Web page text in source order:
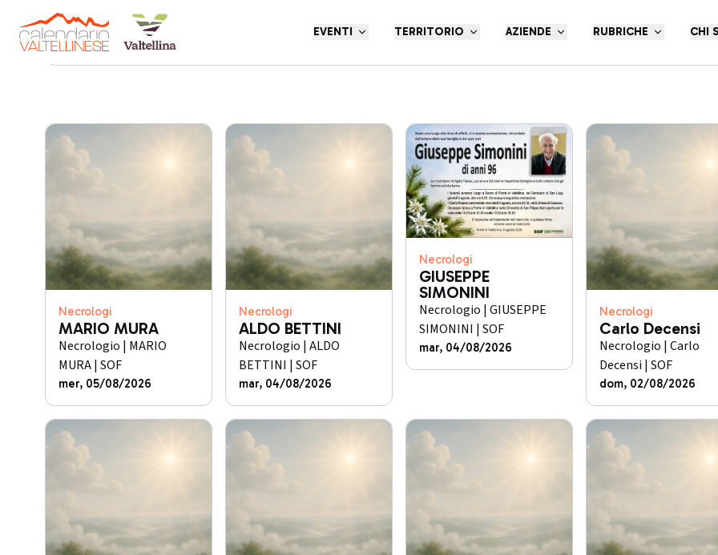
EVENTI TERRITORIO AZIENDE RUBRICHE CHI
Torna indietro
Necrologi
MARIO MURA
Necrologio | MARIO
MURA | SOF
mer, 05/08/2026
Necrologi
ALDO BETTINI
Necrologio | ALDO
BETTINI | SOF
mar, 04/08/2026
Necrologi
GIUSEPPE
SIMONINI
Necrologio | GIUSEPPE
SIMONINI | SOF
mar, 04/08/2026
Necrologi
Carlo Decensi
Necrologio | Carlo
Decensi | SOF
dom, 02/08/2026